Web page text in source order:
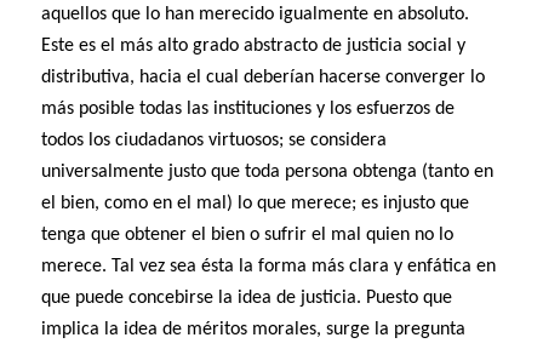
aquellos que lo han merecido igualmente en absoluto.
Este es el más alto grado abstracto de justicia social y
distributiva, hacia el cual deberían hacerse converger lo
más posible todas las instituciones y los esfuerzos de
todos los ciudadanos virtuosos; se considera
universalmente justo que toda persona obtenga (tanto en
el bien, como en el mal) lo que merece; es injusto que
tenga que obtener el bien o sufrir el mal quien no lo
merece. Tal vez sea ésta la forma más clara y enfática en
que puede concebirse la idea de justicia. Puesto que
implica la idea de méritos morales, surge la pregunta